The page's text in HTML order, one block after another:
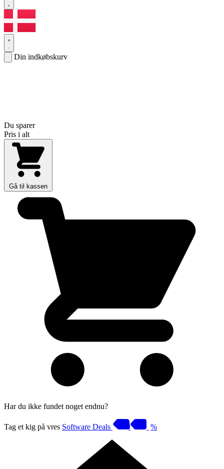
Din indkøbskurv
Du sparer
Pris i alt
Gå til kassen
Har du ikke fundet noget endnu?
Tag et kig på vres Software Deals %